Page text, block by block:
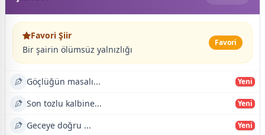
Favori Şiir
Bir şairin ölümsüz yalnızlığı
Favori
Göçlüğün masalı... Yeni
Son tozlu kalbine... Yeni
Geceye doğru ... Yeni